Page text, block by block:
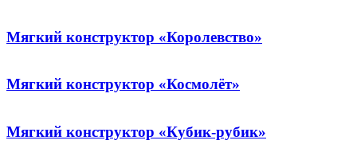
Мягкий конструктор «Королевство»
Мягкий конструктор «Космолёт»
Мягкий конструктор «Кубик-рубик»